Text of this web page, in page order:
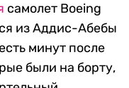
самолет Boeing
из Аддис-Абебы
минут после
были на борту,